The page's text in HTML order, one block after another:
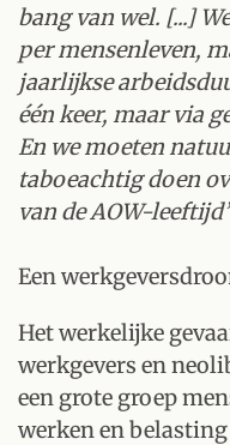
bang van wel. [...]
per mensenleven,
jaarlijkse
één keer, maar via
En we moeten
taboeachtig doen
van de AOW-
Een
Het werkelijke
werkgevers en
een grote groep
werken en